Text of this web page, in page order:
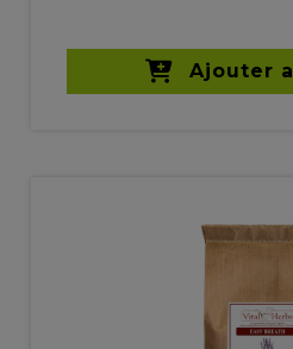
Ajouter